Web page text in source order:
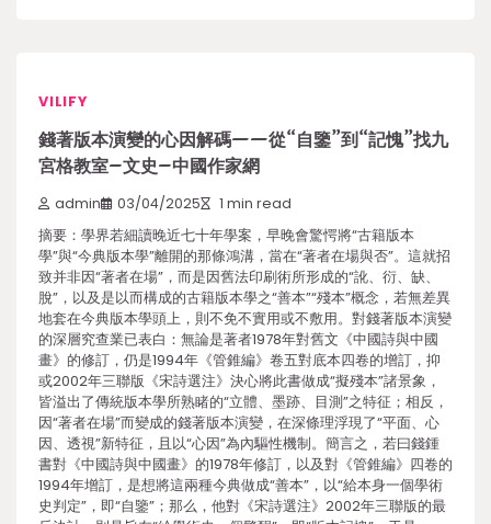
VILIFY
錢著版本演變的心因解碼——從“自鑒”到“記愧”找九
宮格教室–文史–中國作家網
admin 03/04/2025 1 min read
摘要：學界若細讀晚近七十年學案，早晚會驚愕將“古籍版本
學”與“今典版本學”離開的那條鴻溝，當在“著者在場與否”。這就招
致并非因“著者在場”，而是因舊法印刷術所形成的“訛、衍、缺、
脫”，以及是以而構成的古籍版本學之“善本”“殘本”概念，若無差異
地套在今典版本學頭上，則不免不實用或不敷用。對錢著版本演變
的深層究查業已表白：無論是著者1978年對舊文《中國詩與中國
畫》的修訂，仍是1994年《管錐編》卷五對底本四卷的增訂，抑
或2002年三聯版《宋詩選注》決心將此書做成“擬殘本”諸景象，
皆溢出了傳統版本學所熟睹的“立體、墨跡、目測”之特征；相反，
因“著者在場”而變成的錢著版本演變，在深條理浮現了“平面、心
因、透視”新特征，且以“心因”為內驅性機制。簡言之，若曰錢鍾
書對《中國詩與中國畫》的1978年修訂，以及對《管錐編》四卷的
1994年增訂，是想將這兩種今典做成“善本”，以“給本身一個學術
史判定”，即“自鑒”；那么，他對《宋詩選注》2002年三聯版的最